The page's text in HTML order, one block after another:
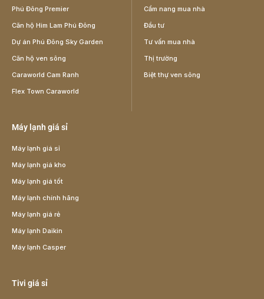
Phú Đông Premier
Căn hộ Him Lam Phú Đông
Dự án Phú Đông Sky Garden
Căn hộ ven sông
Caraworld Cam Ranh
Flex Town Caraworld
Cẩm nang mua nhà
Đầu tư
Tư vấn mua nhà
Thị trường
Biệt thự ven sông
Máy lạnh giá sỉ
Máy lạnh giá sỉ
Máy lạnh giá kho
Máy lạnh giá tốt
Máy lạnh chính hãng
Máy lạnh giá rẻ
Máy lạnh Daikin
Máy lạnh Casper
Tivi giá sỉ